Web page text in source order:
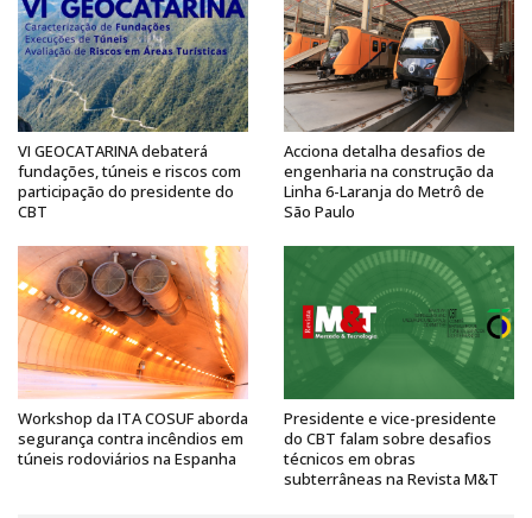
VI GEOCATARINA debaterá
fundações, túneis e riscos com
participação do presidente do
CBT
Acciona detalha desafios de
engenharia na construção da
Linha 6-Laranja do Metrô de
São Paulo
Workshop da ITA COSUF aborda
segurança contra incêndios em
túneis rodoviários na Espanha
Presidente e vice-presidente
do CBT falam sobre desafios
técnicos em obras
subterrâneas na Revista M&T